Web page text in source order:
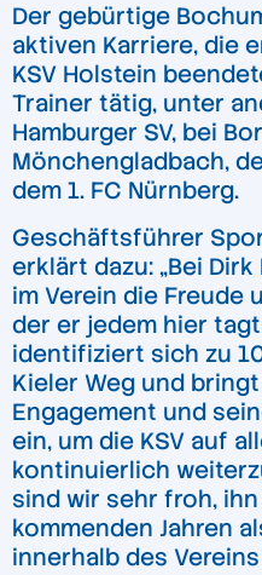
Der gebürtige
aktiven Karriere, die
KSV Holstein
Trainer tätig, unter
Hamburger SV, bei
Mönchengladbach,
dem 1. FC Nürnberg.
Geschäftsführer
erklärt dazu: „Bei
im Verein die Freude
der er jedem hier
identifiziert sich zu
Kieler Weg und
Engagement und
ein, um die KSV auf
kontinuierlich
sind wir sehr froh,
kommenden Jahren
innerhalb des